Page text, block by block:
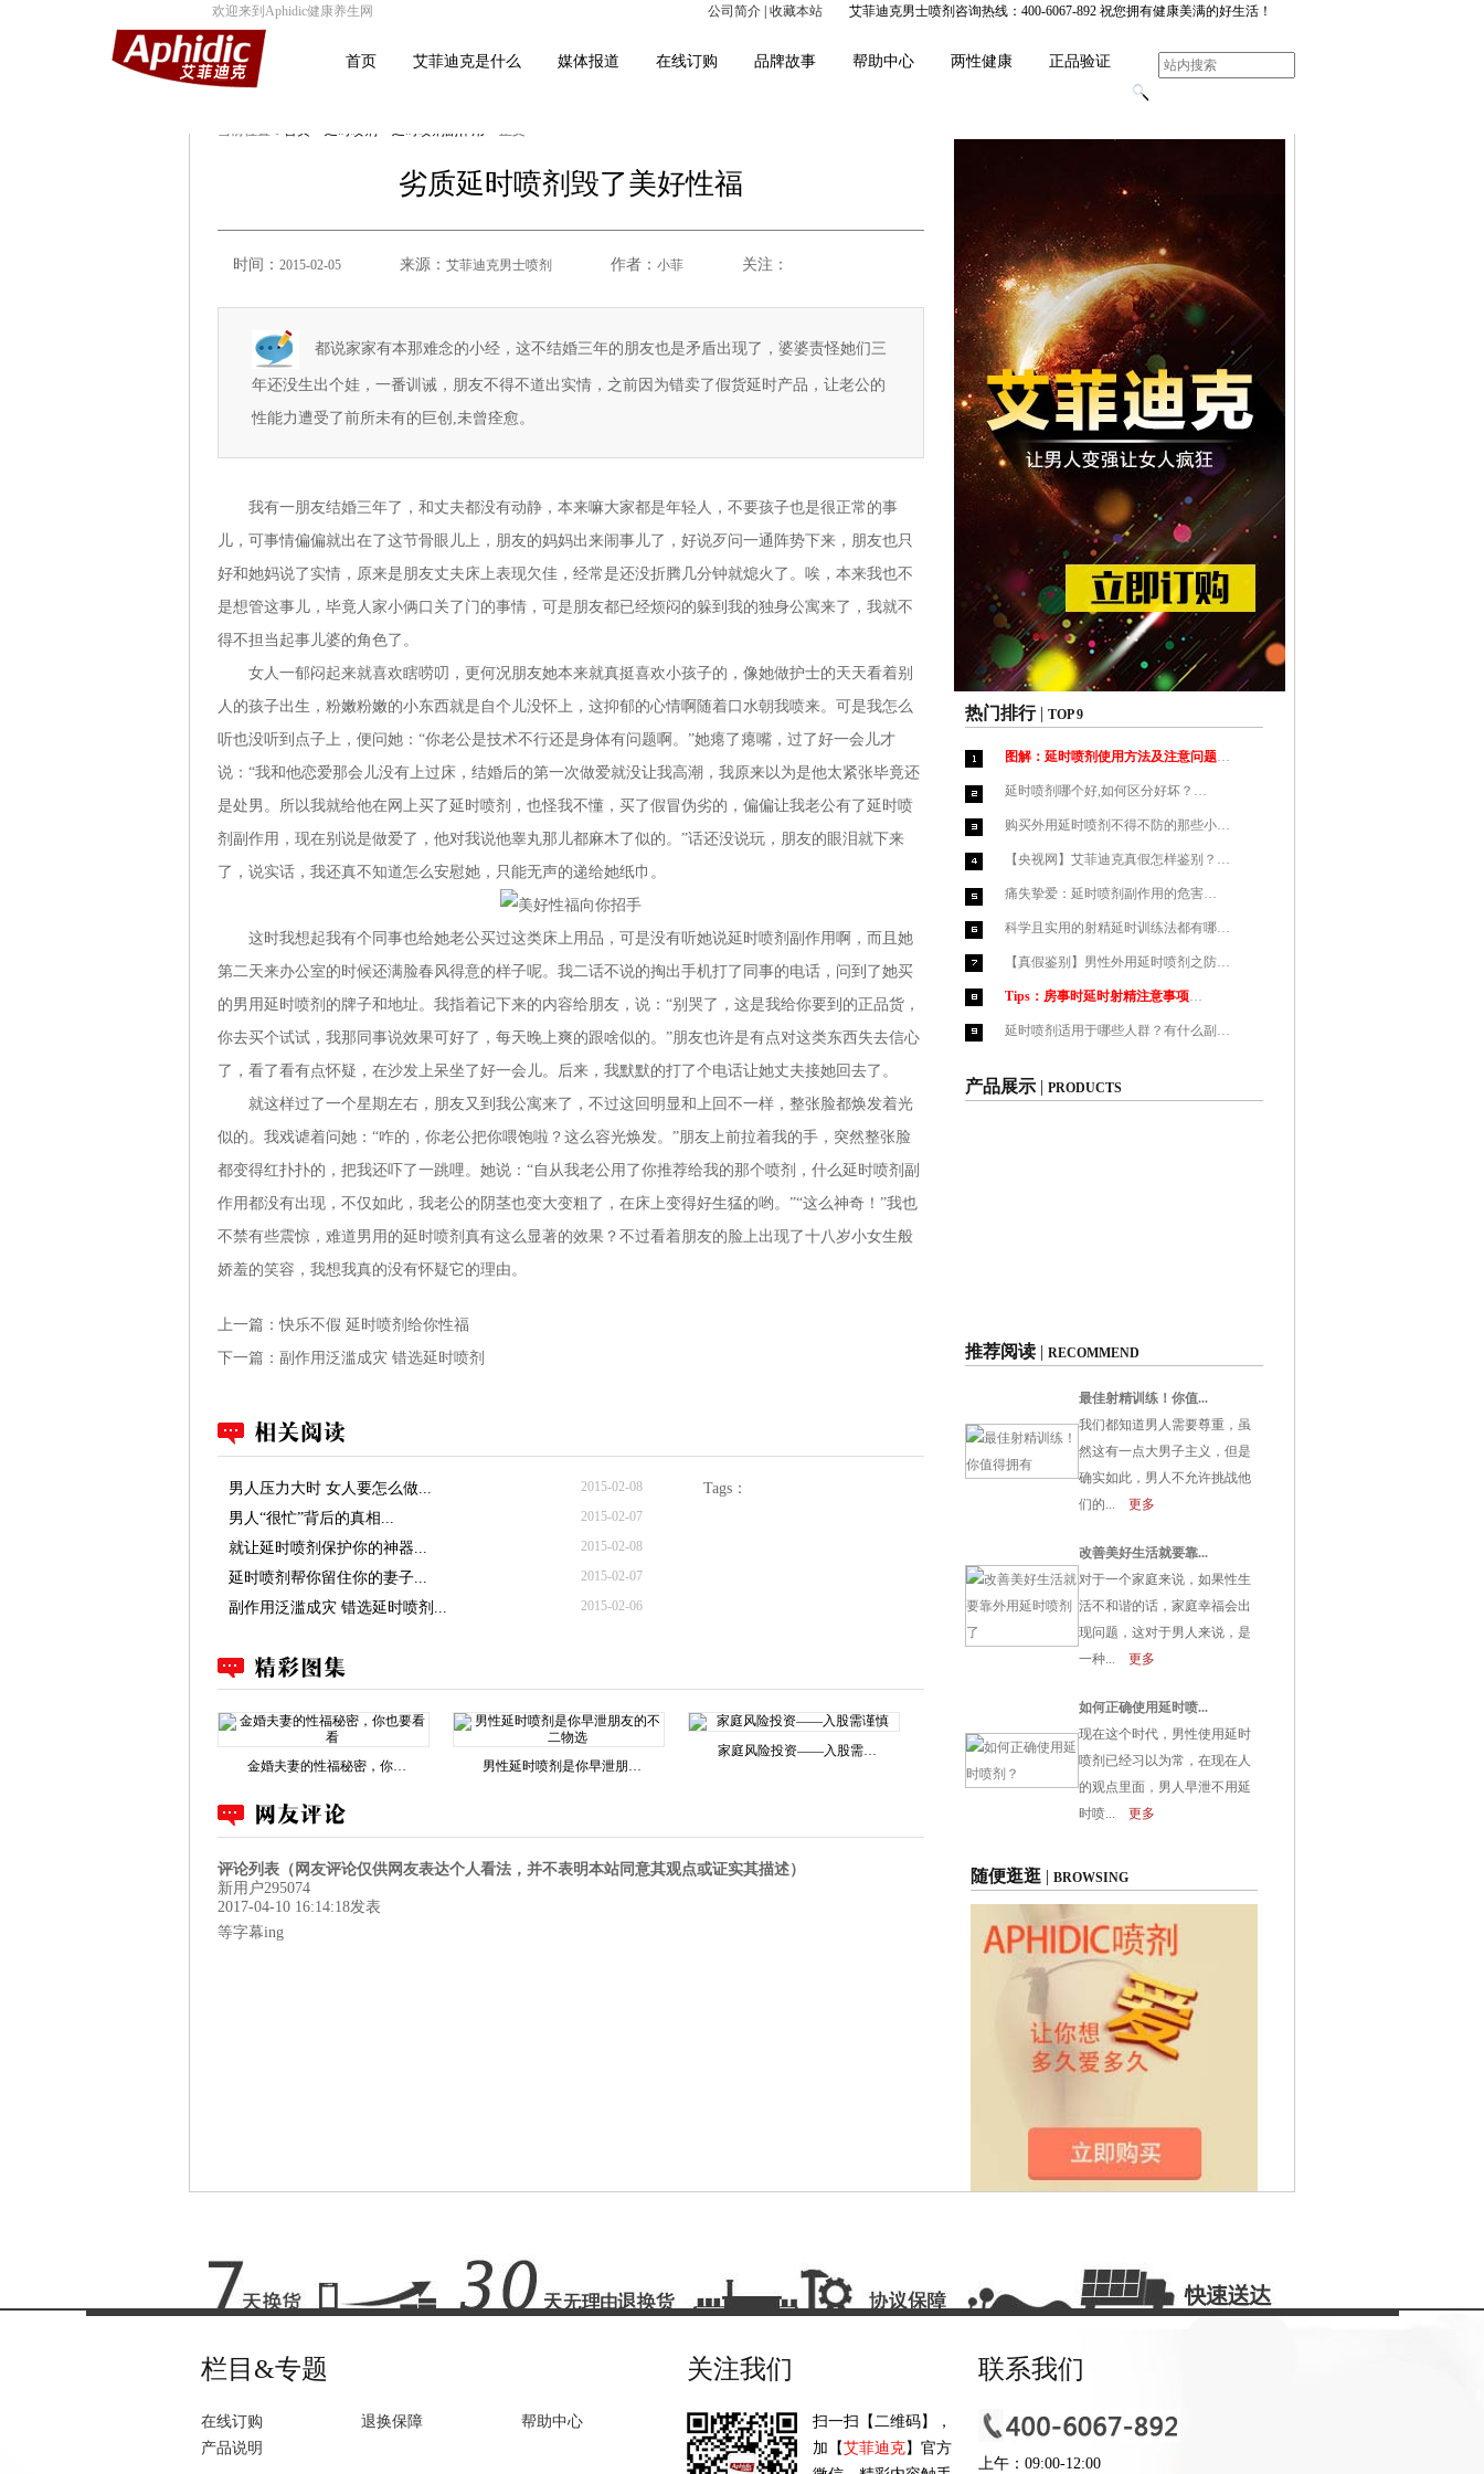
欢迎来到Aphidic健康养生网 公司简介 收藏本站 艾菲迪克男士喷剂咨询热线：400-6067-892 祝您拥有健康美满的好生活！
首页 艾菲迪克是什么 媒体报道 在线订购 品牌故事 帮助中心 两性健康 正品验证
当前位置： 首页 延时喷剂 延时喷剂副作用 > 正文
劣质延时喷剂毁了美好性福
时间： 2015-02-05 来源： 艾菲迪克男士喷剂 作者： 小菲 关注：
都说家家有本那难念的小经，这不结婚三年的朋友也是矛盾出现了，婆婆责怪她们三
年还没生出个娃，一番训诫，朋友不得不道出实情，之前因为错卖了假货延时产品，让老公的
性能力遭受了前所未有的巨创,未曾痊愈。
我有一朋友结婚三年了，和丈夫都没有动静，本来嘛大家都是年轻人，不要孩子也是很正常的事
儿，可事情偏偏就出在了这节骨眼儿上，朋友的妈妈出来闹事儿了，好说歹问一通阵势下来，朋友也只
好和她妈说了实情，原来是朋友丈夫床上表现欠佳，经常是还没折腾几分钟就熄火了。唉，本来我也不
是想管这事儿，毕竟人家小俩口关了门的事情，可是朋友都已经烦闷的躲到我的独身公寓来了，我就不
得不担当起事儿婆的角色了。
女人一郁闷起来就喜欢瞎唠叨，更何况朋友她本来就真挺喜欢小孩子的，像她做护士的天天看着别
人的孩子出生，粉嫩粉嫩的小东西就是自个儿没怀上，这抑郁的心情啊随着口水朝我喷来。可是我怎么
听也没听到点子上，便问她：“你老公是技术不行还是身体有问题啊。”她瘪了瘪嘴，过了好一会儿才
说：“我和他恋爱那会儿没有上过床，结婚后的第一次做爱就没让我高潮，我原来以为是他太紧张毕竟还
是处男。所以我就给他在网上买了延时喷剂，也怪我不懂，买了假冒伪劣的，偏偏让我老公有了延时喷
剂副作用，现在别说是做爱了，他对我说他睾丸那儿都麻木了似的。”话还没说玩，朋友的眼泪就下来
了，说实话，我还真不知道怎么安慰她，只能无声的递给她纸巾。
这时我想起我有个同事也给她老公买过这类床上用品，可是没有听她说延时喷剂副作用啊，而且她
第二天来办公室的时候还满脸春风得意的样子呢。我二话不说的掏出手机打了同事的电话，问到了她买
的男用延时喷剂的牌子和地址。我指着记下来的内容给朋友，说：“别哭了，这是我给你要到的正品货，
你去买个试试，我那同事说效果可好了，每天晚上爽的跟啥似的。”朋友也许是有点对这类东西失去信心
了，看了看有点怀疑，在沙发上呆坐了好一会儿。后来，我默默的打了个电话让她丈夫接她回去了。
就这样过了一个星期左右，朋友又到我公寓来了，不过这回明显和上回不一样，整张脸都焕发着光
似的。我戏谑着问她：“咋的，你老公把你喂饱啦？这么容光焕发。”朋友上前拉着我的手，突然整张脸
都变得红扑扑的，把我还吓了一跳哩。她说：“自从我老公用了你推荐给我的那个喷剂，什么延时喷剂副
作用都没有出现，不仅如此，我老公的阴茎也变大变粗了，在床上变得好生猛的哟。”“这么神奇！”我也
不禁有些震惊，难道男用的延时喷剂真有这么显著的效果？不过看着朋友的脸上出现了十八岁小女生般
娇羞的笑容，我想我真的没有怀疑它的理由。
上一篇：快乐不假 延时喷剂给你性福
下一篇： 副作用泛滥成灾 错选延时喷剂
男人压力大时 女人要怎么做... 2015-02-08
男人“很忙”背后的真相... 2015-02-07
就让延时喷剂保护你的神器... 2015-02-08
延时喷剂帮你留住你的妻子... 2015-02-07
副作用泛滥成灾 错选延时喷剂... 2015-02-06
Tags：
金婚夫妻的性福秘密，你… 男性延时喷剂是你早泄朋…
家庭风险投资——入股需…
评论列表（网友评论仅供网友表达个人看法，并不表明本站同意其观点或证实其描述）
新用户295074
2017-04-10 16:14:18发表
等字幕ing
热门排行| TOP 9
图解：延时喷剂使用方法及注意问题…
延时喷剂哪个好,如何区分好坏？…
购买外用延时喷剂不得不防的那些小…
【央视网】艾菲迪克真假怎样鉴别？…
痛失挚爱：延时喷剂副作用的危害…
科学且实用的射精延时训练法都有哪…
【真假鉴别】男性外用延时喷剂之防…
Tips：房事时延时射精注意事项…
延时喷剂适用于哪些人群？有什么副…
产品展示 | PRODUCTS
推荐阅读 | RECOMMEND
最佳射精训练！你值...
我们都知道男人需要尊重，虽
然这有一点大男子主义，但是
确实如此，男人不允许挑战他
们的... 更多
改善美好生活就要靠...
对于一个家庭来说，如果性生
活不和谐的话，家庭幸福会出
现问题，这对于男人来说，是
一种... 更多
如何正确使用延时喷...
现在这个时代，男性使用延时
喷剂已经习以为常，在现在人
的观点里面，男人早泄不用延
时喷... 更多
随便逛逛 | BROWSING
适合自身的最好壮阳延时方法…
友情推荐：比较好的男性延时法小结…
栏目&专题
在线订购 退换保障
帮助中心
产品说明
关注我们
扫一扫【二维码】，
加【艾菲迪克】官方
联系我们
上午：09:00-12:00